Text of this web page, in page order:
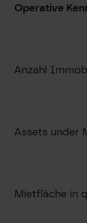
Operative
Anzahl
Assets under
Mietfläche in